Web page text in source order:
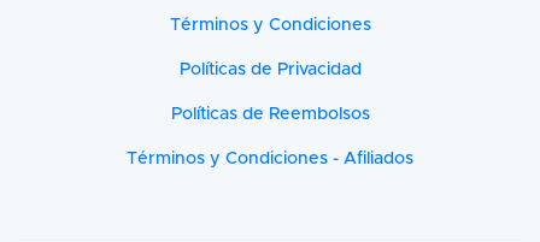
Términos y Condiciones
Políticas de Privacidad
Políticas de Reembolsos
Términos y Condiciones - Afiliados